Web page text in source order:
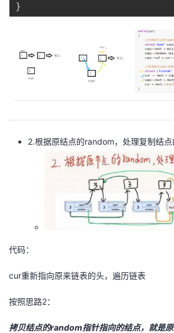
}
2.根据原结点的random，处理复制结
代码：
cur重新指向原来链表的头，遍历链表
按照思路2：
拷贝结点的random指针指向的结点，就是